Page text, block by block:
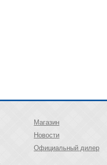
Магазин
Новости
Официальный дилер